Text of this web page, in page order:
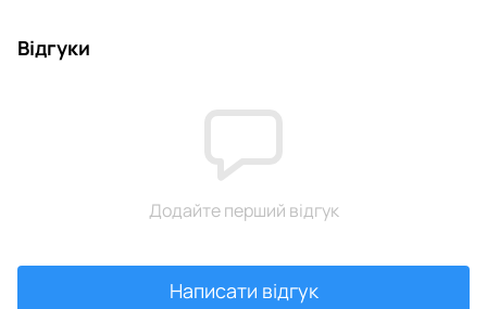
Відгуки
Додайте перший відгук
Написати відгук